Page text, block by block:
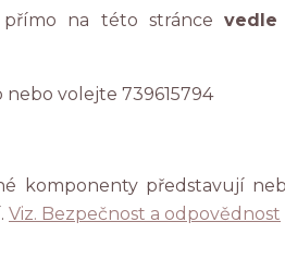
na této stránce vedle
volejte 739615794
komponenty představují
Viz. Bezpečnost a odpovědnost